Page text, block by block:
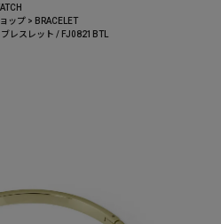
ップ
BRACELET
レスレット / FJ0821BTL